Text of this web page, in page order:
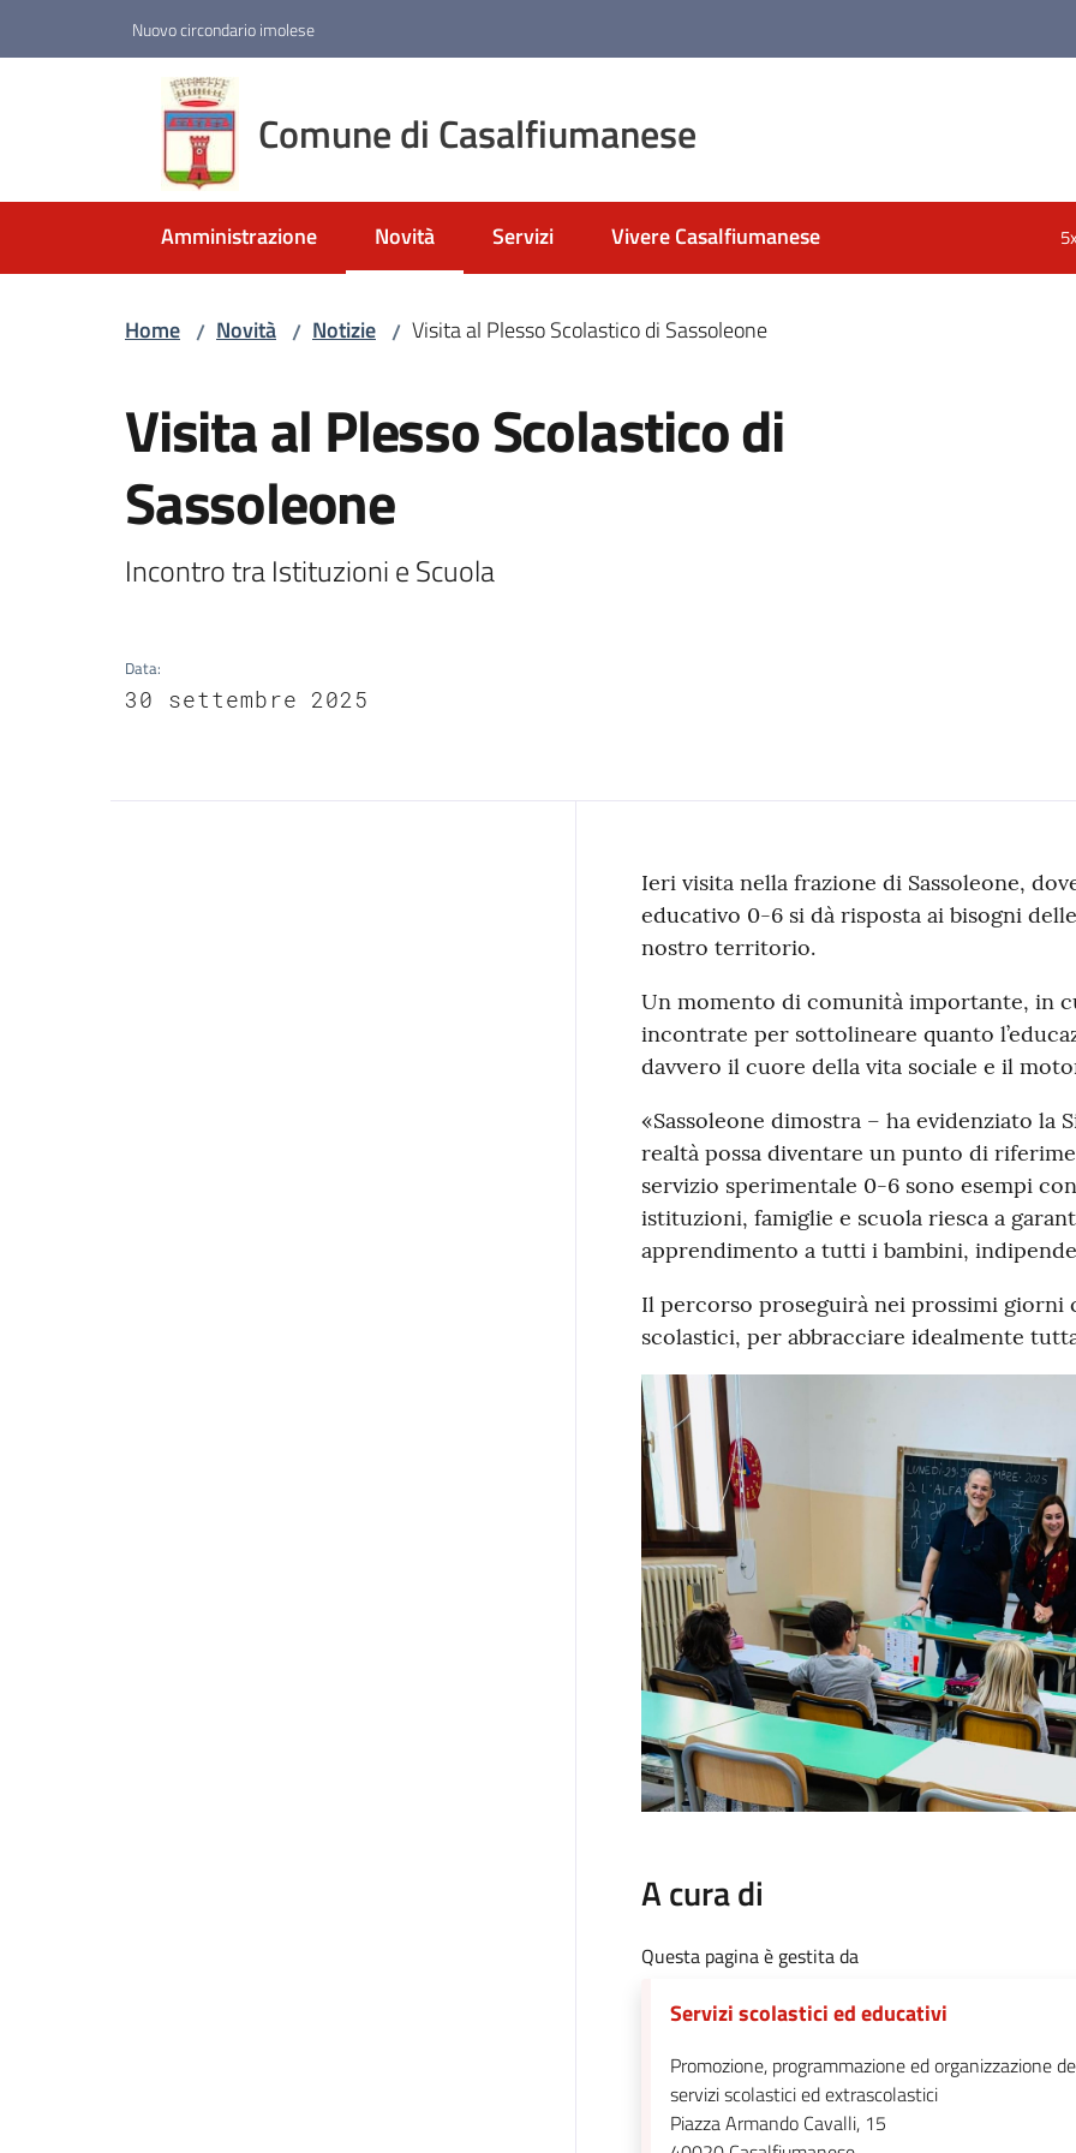
Nuovo circondario imolese
Comune di Casalfiumanese
Amministrazione Novità
Menu selezionato
Servizi Vivere Casalfiumanese
Home / Novità / Notizie / Visita al Plesso Scolastico di Sassoleone
Visita al Plesso Scolastico di
Sassoleone
Incontro tra Istituzioni e Scuola
Data:
30 settembre 2025
Contenuto
Ieri visita nella frazione di Sassoleone,
educativo 0-6 si dà risposta ai bisogni
nostro territorio.
Un momento di comunità importante, in
incontrate per sottolineare quanto
davvero il cuore della vita sociale e il
«Sassoleone dimostra – ha evidenziato la
realtà possa diventare un punto di
servizio sperimentale 0-6 sono esempi
istituzioni, famiglie e scuola riesca a
apprendimento a tutti i bambini,
Il percorso proseguirà nei prossimi giorni
scolastici, per abbracciare idealmente
A cura di
Questa pagina è gestita da
Servizi scolastici ed educativi
Promozione, programmazione ed organizzazione
servizi scolastici ed extrascolastici
Piazza Armando Cavalli, 15